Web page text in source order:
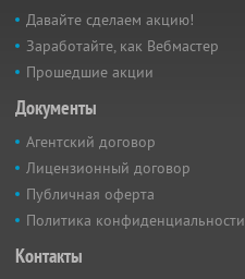
Давайте сделаем акцию!
Заработайте, как Вебмастер
Прошедшие акции
Документы
Агентский договор
Лицензионный договор
Публичная оферта
Политика конфиденциальности
Контакты